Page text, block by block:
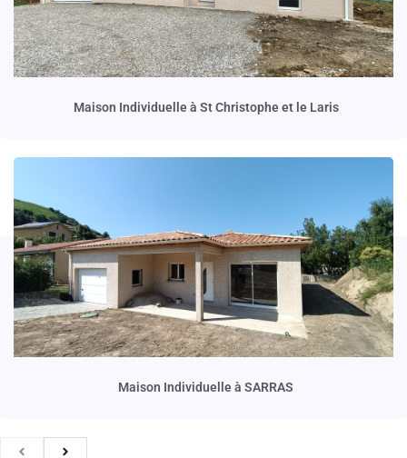
Maison Individuelle à St Christophe et le Laris
Maison Individuelle à SARRAS